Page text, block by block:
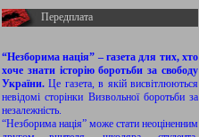
Передплата
“Незборима нація” – газета для тих, хто
хоче знати історію боротьби за свободу
України.Це газета, в якій висвітлюються
невідомі сторінки Визвольної боротьби за
незалежність.
“Незборима нація” може стати неоціненним